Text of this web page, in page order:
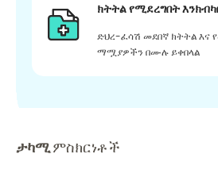
ክትትል የሚደረግበት
ድህረ-ፈሳሽ መደበኛ ክትትል እና
ማሟያዎችን በሙሉ ይቀበላል
ታካሚምስክርነቶች